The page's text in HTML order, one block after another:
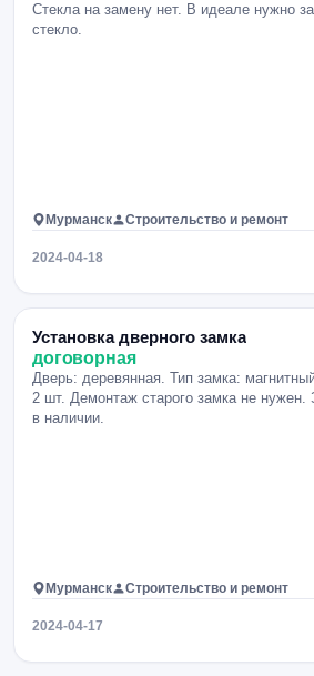
Стекла на замену нет. В идеале нужно
стекло.
Мурманск Строительство и ремонт
2024-04-18
Установка дверного замка
договорная
Дверь: деревянная. Тип замка:
2 шт. Демонтаж старого замка не нужен.
в наличии.
Мурманск Строительство и ремонт
2024-04-17